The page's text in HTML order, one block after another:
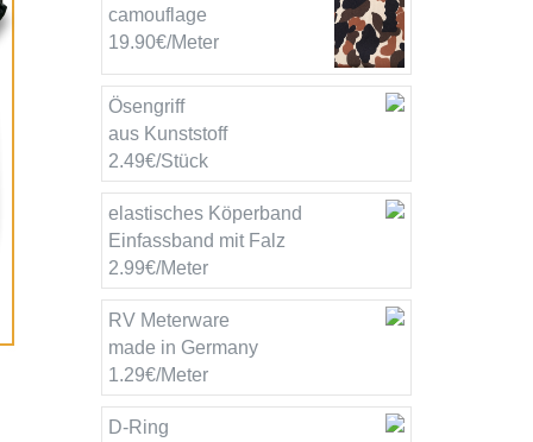
camouflage
19.90€/Meter
Ösengriff
aus Kunststoff
2.49€/Stück
elastisches Köperband
Einfassband mit Falz
2.99€/Meter
RV Meterware
made in Germany
1.29€/Meter
D-Ring